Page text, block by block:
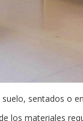
sentados o
los materiales